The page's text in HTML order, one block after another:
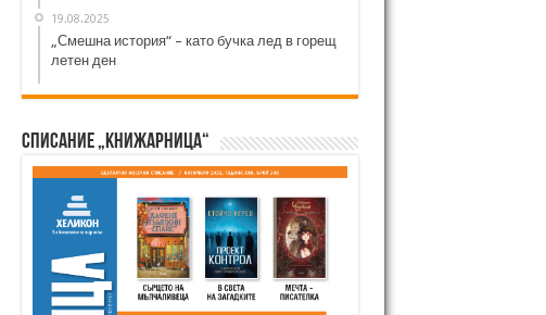
19.08.2025
„Смешна история“ – като бучка лед в горещ
летен ден
Списание „Книжарница“